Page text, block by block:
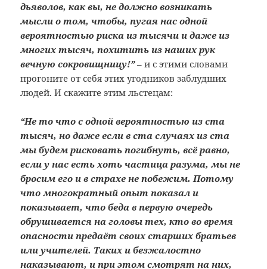
дьяволов, как вы, не должно возникать
мысли о том, чтобы, пугая нас одной
вероятностью риска из тысячи и даже из
многих тысяч, похитить из наших рук
вечную сокровищницу!”– и с этими словами
прогоните от себя этих угодников заблудших
людей. И скажите этим льстецам:
“Не то что с одной вероятностью из ста
тысяч, но даже если в ста случаях из ста
мы будем рисковать погибнуть, всё равно,
если у нас есть хоть частица разума, мы не
бросим его и в страхе не побежим. Потому
что многократный опыт показал и
показывает, что беда в первую очередь
обрушивается на головы тех, кто во время
опасности предаёт своих старших братьев
или учителей. Таких и безжалостно
наказывают, и при этом смотрят на них,